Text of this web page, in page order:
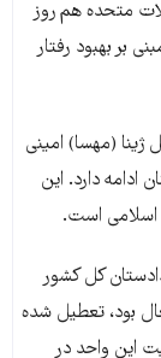
متحده هم روز
مبنی بر بهبود رفتار
۲۵ شهریور و با قتل ژینا (مهسا) امینی
ادامه دارد. این
اسلامی است.
کل کشور
بود، تعطیل شده
این واحد در